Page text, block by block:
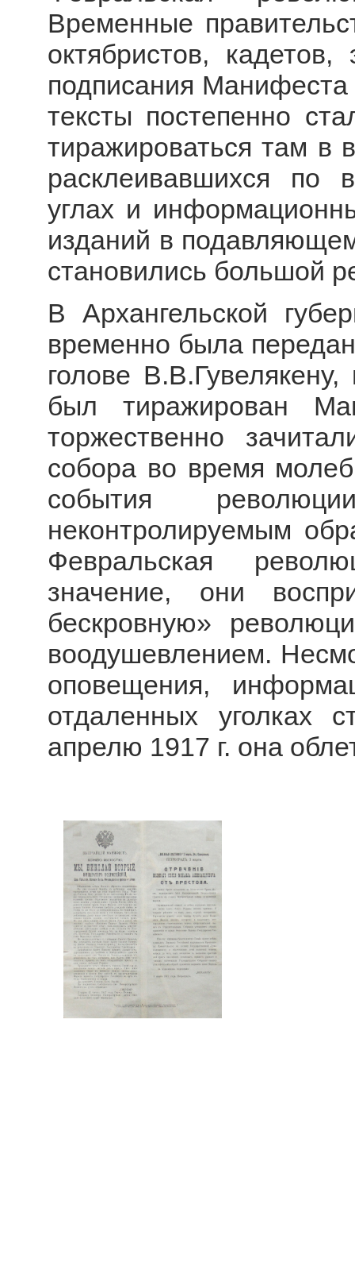
Временные
октябристов,
подписания
тексты постепенно
тиражироваться там в
расклеивавшихся по
углах и
изданий в
становились большой
В Архангельской
временно была
голове
был тиражирован
торжественно
собора во время
события
неконтролируемым
Февральская
значение, они
бескровную»
воодушевлением.
оповещения,
отдаленных уголках
апрелю 1917 г. она